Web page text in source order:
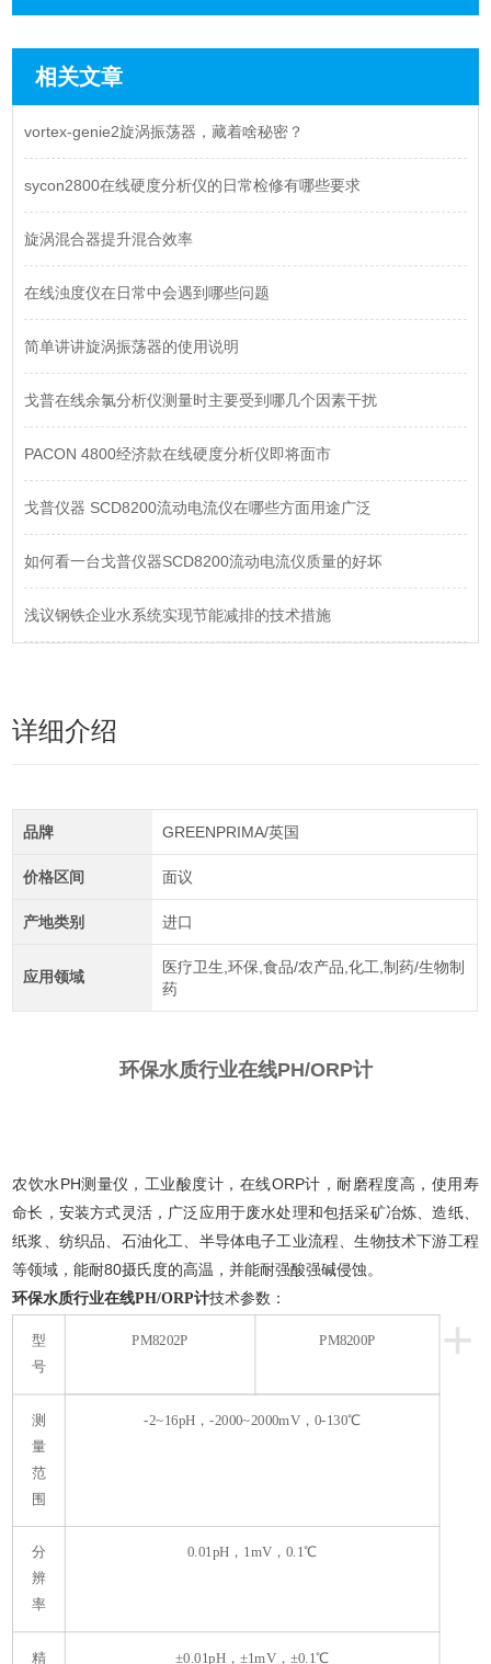
相关文章
vortex-genie2旋涡振荡器，藏着啥秘密？
sycon2800在线硬度分析仪的日常检修有哪些要求
旋涡混合器提升混合效率
在线浊度仪在日常中会遇到哪些问题
简单讲讲旋涡振荡器的使用说明
戈普在线余氯分析仪测量时主要受到哪几个因素干扰
PACON 4800经济款在线硬度分析仪即将面市
戈普仪器 SCD8200流动电流仪在哪些方面用途广泛
如何看一台戈普仪器SCD8200流动电流仪质量的好坏
浅议钢铁企业水系统实现节能减排的技术措施
详细介绍
品牌 GREENPRIMA/英国
价格区间 面议
产地类别 进口
应用领域
医疗卫生,环保,食品/农产品,化工,制药/生物制
药
环保水质行业在线PH/ORP计
农饮水PH测量仪，工业酸度计，在线ORP计，耐磨程度高，使用寿
命长，安装方式灵活，广泛应用于废水处理和包括采矿冶炼、造纸、
纸浆、纺织品、石油化工、半导体电子工业流程、生物技术下游工程
等领域，能耐80摄氏度的高温，并能耐强酸强碱侵蚀。
环保水质行业在线PH/ORP计技术参数：
+
型
号
PM8202P PM8200P
测
量
范
围
-2~16pH，-2000~2000mV，0-130℃
分
辨
率
0.01pH，1mV，0.1℃
精 ±0.01pH，±1mV，±0.1℃